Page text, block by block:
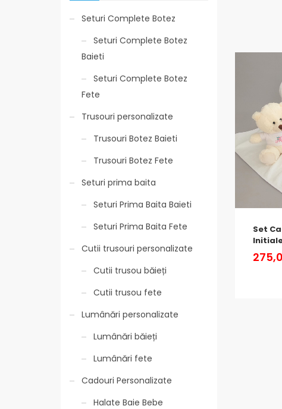
Set
Seturi Complete Botez
Seturi Complete Botez
Baieti
Seturi Complete Botez
Fete
Trusouri personalizate
Trusouri Botez Baieti
Trusouri Botez Fete
Seturi prima baita
Seturi Prima Baita Baieti
Seturi Prima Baita Fete
Cutii trusouri personalizate
Cutii trusou băieți
Cutii trusou fete
Lumânări personalizate
Lumânări băieți
Lumânări fete
Cadouri Personalizate
Halate Baie Bebe